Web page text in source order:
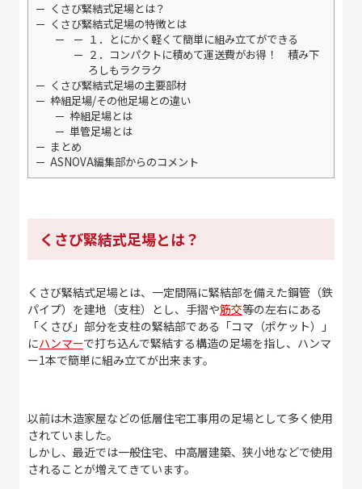
くさび緊結式足場とは？
くさび緊結式足場の特徴とは
１．とにかく軽くて簡単に組み立てができる
２．コンパクトに積めて運送費がお得！ 積み下
ろしもラクラク
くさび緊結式足場の主要部材
枠組足場/その他足場との違い
枠組足場とは
単管足場とは
まとめ
ASNOVA編集部からのコメント
くさび緊結式足場とは？
くさび緊結式足場とは、一定間隔に緊結部を備えた鋼管（鉄
パイプ）を建地（支柱）とし、手摺や筋交等の左右にある
「くさび」部分を支柱の緊結部である「コマ（ポケット）」
にハンマーで打ち込んで緊結する構造の足場を指し、ハンマ
ー1本で簡単に組み立てが出来ます。
以前は木造家屋などの低層住宅工事用の足場として多く使用
されていました。
しかし、最近では一般住宅、中高層建築、狭小地などで使用
されることが増えてきています。